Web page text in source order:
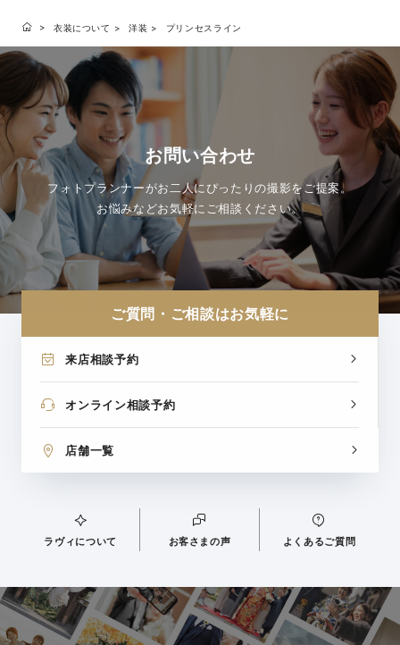
衣装について 洋装 プリンセスライン
お問い合わせ
フォトプランナーがお二人にぴったりの撮影をご提案。
お悩みなどお気軽にご相談ください。
ご質問・ご相談はお気軽に
来店相談予約
オンライン相談予約
店舗一覧
ラヴィについて お客さまの声 よくあるご質問